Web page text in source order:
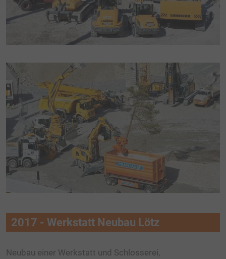
2017 - Werkstatt Neubau Lötz
Neubau einer Werkstatt und Schlosserei,